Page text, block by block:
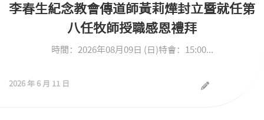
李春生紀念教會傳道師黃莉燁封立暨就任第
八任牧師授職感恩禮拜
時間：2026年08月09日 (日)特會：15:00...
2026 年 6 月 11 日